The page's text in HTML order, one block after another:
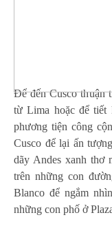
Để đến Cusco thuận
từ Lima hoặc để tiết
phương tiện công
Cusco để lại ấn
dãy Andes xanh thơ
trên những con
Blanco để ngắm
những con phố ở